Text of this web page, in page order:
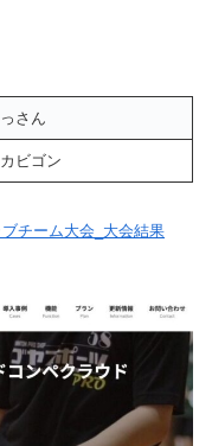
さん
ビゴン
チーム大会_大会結果